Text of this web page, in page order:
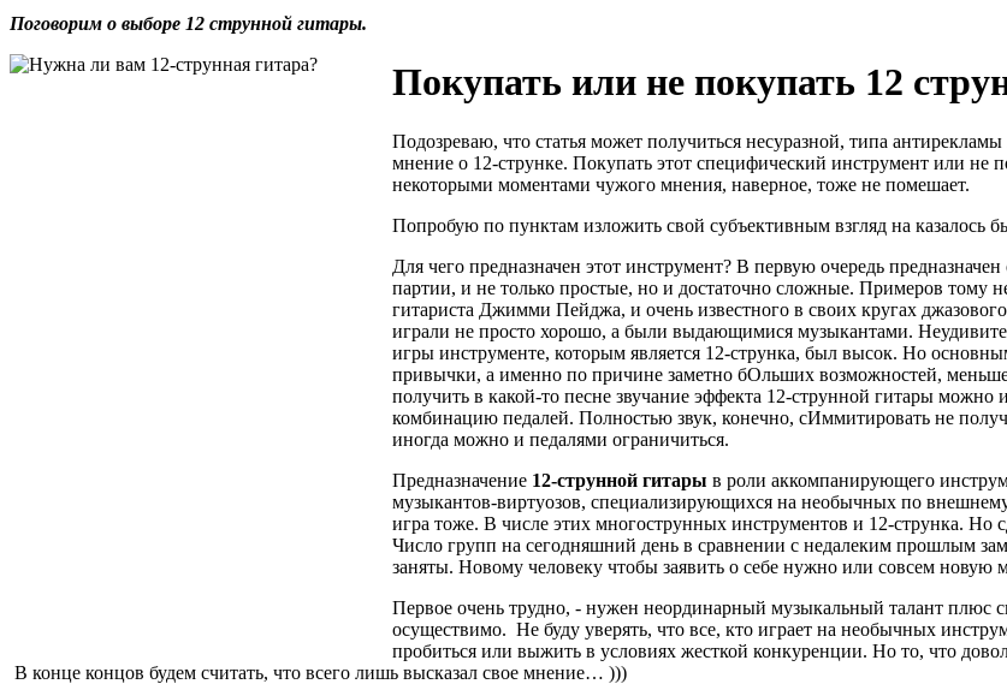
Поговорим о выборе 12 струнной гитары.
Покупать или не покупать 12
Подозреваю, что статья может получиться несуразной, типа антирекламы
мнение о 12-струнке. Покупать этот специфический инструмент или не
некоторыми моментами чужого мнения, наверное, тоже не помешает.
Попробую по пунктам изложить свой субъективным взгляд на казалось
Для чего предназначен этот инструмент? В первую очередь
партии, и не только простые, но и достаточно сложные. Примеров тому
гитариста Джимми Пейджа, и очень известного в своих кругах
играли не просто хорошо, а были выдающимися музыкантами.
игры инструменте, которым является 12-струнка, был высок. Но
привычки, а именно по причине заметно бОльших возможностей,
получить в какой-то песне звучание эффекта 12-струнной гитары
комбинацию педалей. Полностью звук, конечно, сИммитировать не
иногда можно и педалями ограничиться.
Предназначение 12-струнной гитары в роли аккомпанирующего
музыкантов-виртуозов, специализирующихся на необычных по
игра тоже. В числе этих многострунных инструментов и 12-струнка.
Число групп на сегодняшний день в сравнении с недалеким прошлым
заняты. Новому человеку чтобы заявить о себе нужно или совсем новую
Первое очень трудно, - нужен неординарный музыкальный талант плюс
осуществимо. Не буду уверять, что все, кто играет на необычных
пробиться или выжить в условиях жесткой конкуренции. Но то, что
В конце концов будем считать, что всего лишь высказал свое мнение… )))